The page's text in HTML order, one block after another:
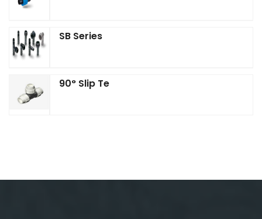
SB Series
90° Slip Te